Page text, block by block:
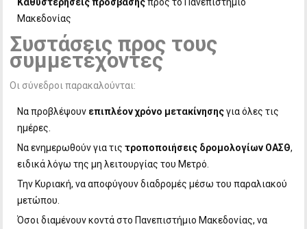
Μακεδονίας
Συστάσεις προς τους
συμμετέχοντες
Οι σύνεδροι παρακαλούνται:
Να προβλέψουν επιπλέον χρόνο μετακίνησηςγια όλες τις
ημέρες.
Να ενημερωθούν για τιςτροποποιήσεις δρομολογίων ΟΑΣΘ,
ειδικά λόγω της μη λειτουργίας του Μετρό.
Την Κυριακή, να αποφύγουν διαδρομές μέσω του παραλιακού
μετώπου.
Όσοι διαμένουν κοντά στο Πανεπιστήμιο Μακεδονίας, να